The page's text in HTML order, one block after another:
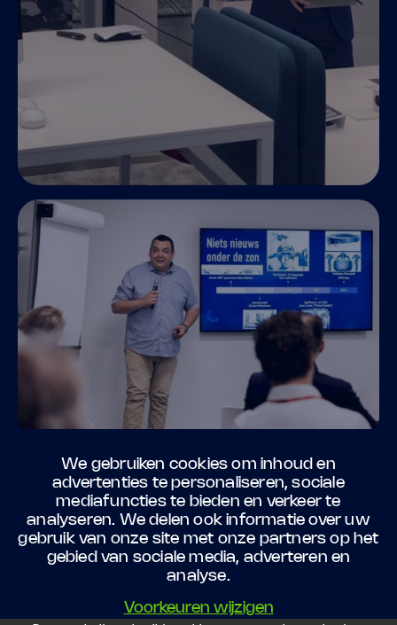
INSTAGRAM LINKEDIN CALL
We gebruiken cookies om inhoud en
advertenties te personaliseren, sociale
mediafuncties te bieden en verkeer te
analyseren. We delen ook informatie over uw
gebruik van onze site met onze partners op het
gebied van sociale media, adverteren en
analyse.
Voorkeuren wijzigen